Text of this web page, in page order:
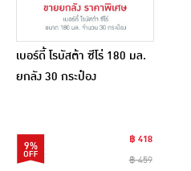
เบอร์ดี้ โรบัสต้า ซีโร่ 180 มล.
ยกลัง 30 กระป๋อง
9%
฿ 418
฿ 459